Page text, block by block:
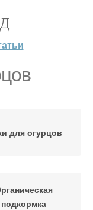
для огурцов
подкормка